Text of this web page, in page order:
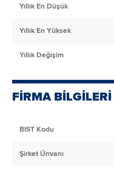
Yıllık En Düşük
Yıllık En Yüksek
Yıllık Değişim
FİRMA BİLGİLERİ
BIST Kodu
Şirket Ünvanı